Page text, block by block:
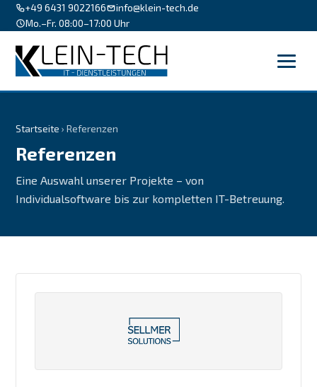
+49 6431 9022166
info@klein-tech.de
Mo.–Fr. 08:00–17:00 Uhr
Startseite › Referenzen
Referenzen
Eine Auswahl unserer Projekte – von
Individualsoftware bis zur kompletten IT-Betreuung.